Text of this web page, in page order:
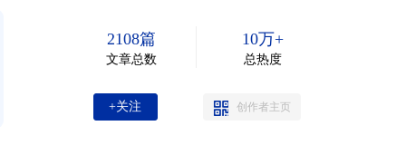
2108篇
文章总数
10万+
总热度
+关注 创作者主页